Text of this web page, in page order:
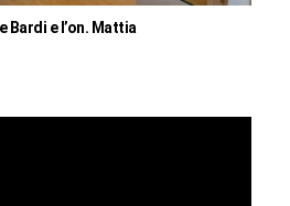
Bardi e l’on. Mattia